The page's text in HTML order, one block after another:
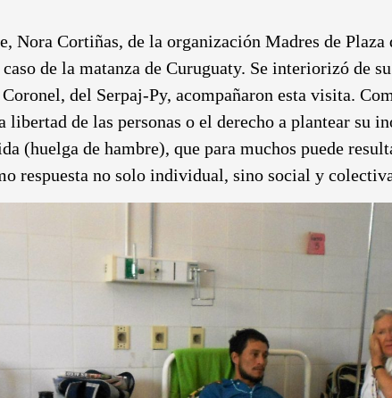
Nora Cortiñas, de la organización Madres de
de la matanza de Curuguaty. Se interiorizó de
del Serpaj-Py, acompañaron esta visita.
de las personas o el derecho a plantear su
(huelga de hambre), que para muchos puede
respuesta no solo individual, sino social y